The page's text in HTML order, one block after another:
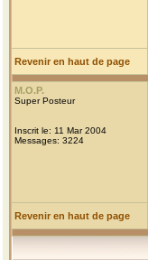
Revenir en haut de page
M.O.P.
Super Posteur
Inscrit le: 11 Mar 2004
Messages: 3224
Revenir en haut de page